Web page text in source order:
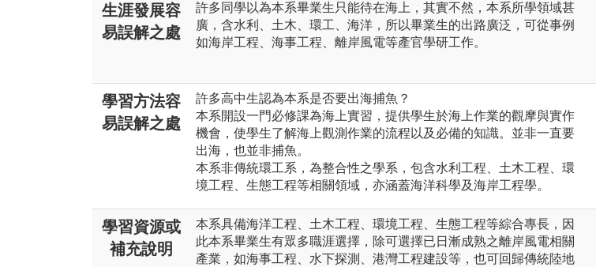
生涯發展容
易誤解之處
許多同學以為本系畢業生只能待在海上，其實不然，本系所學領域甚
廣，含水利、土木、環工、海洋，所以畢業生的出路廣泛，可從事例
如海岸工程、海事工程、離岸風電等產官學研工作。
學習方法容
易誤解之處
許多高中生認為本系是否要出海捕魚？
本系開設一門必修課為海上實習，提供學生於海上作業的觀摩與實作
機會，使學生了解海上觀測作業的流程以及必備的知識。並非一直要
出海，也並非捕魚。
本系非傳統環工系，為整合性之學系，包含水利工程、土木工程、環
境工程、生態工程等相關領域，亦涵蓋海洋科學及海岸工程學。
學習資源或
補充說明
本系具備海洋工程、土木工程、環境工程、生態工程等綜合專長，因
此本系畢業生有眾多職涯選擇，除可選擇已日漸成熟之離岸風電相關
產業，如海事工程、水下探測、港灣工程建設等，也可回歸傳統陸地